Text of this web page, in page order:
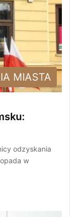
MIASTA
odzyskania
w